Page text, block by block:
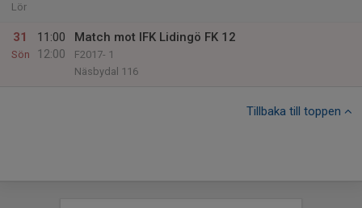
Lör
31
Sön
11:00
12:00
Match mot IFK Lidingö FK 12
F2017- 1
Näsbydal 116
Tillbaka till toppen